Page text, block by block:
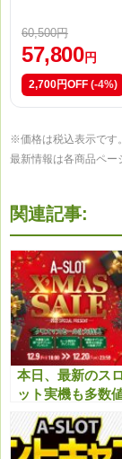
60,500円
57,800 円
2,700円OFF (-4%)
※価格は税込表示です
最新情報は各商品ペー
関連記事:
本日、最新のスロ
ット実機も多数
下げ！クリスマ
セール特典と合
せてどうぞ！！